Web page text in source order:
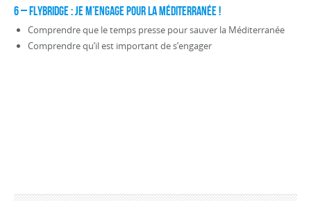
6 – FLYBRIDGE : Je m’engage pour la Méditerranée !
Comprendre que le temps presse pour sauver la Méditerranée
Comprendre qu’il est important de s’engager